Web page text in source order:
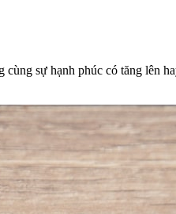
sự hạnh phúc có tăng lên